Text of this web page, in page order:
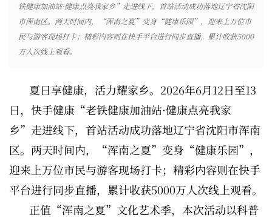
铁健康加油站·健康点亮我家乡”走进线下，首站活动成功落地辽宁省沈阳
市浑南区。两天时间内，“浑南之夏”变身“健康乐园”，迎来上万位市
民与游客现场打卡；精彩内容则在快手平台进行同步直播，累计收获5000
万人次线上观看。
夏日享健康，活力耀家乡。2026年6月12日至13
日，快手健康“老铁健康加油站·健康点亮我家
乡”走进线下，首站活动成功落地辽宁省沈阳市浑南
区。两天时间内，“浑南之夏”变身“健康乐园”，
迎来上万位市民与游客现场打卡；精彩内容则在快手
平台进行同步直播，累计收获5000万人次线上观看。
正值“浑南之夏”文化艺术季，本次活动以科普